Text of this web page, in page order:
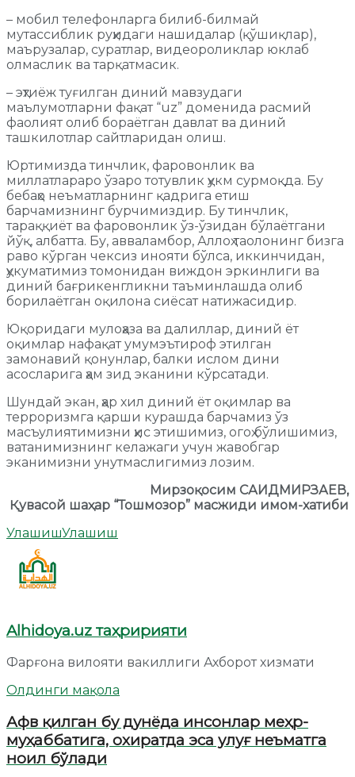
– мобил телефонларга билиб-билмай
мутассиблик руҳидаги нашидалар (қўшиқлар),
маърузалар, суратлар, видеороликлар юклаб
олмаслик ва тарқатмасик.
– эҳтиёж туғилган диний мавзудаги
маълумотларни фақат “uz” доменида расмий
фаолият олиб бораётган давлат ва диний
ташкилотлар сайтларидан олиш.
Юртимизда тинчлик, фаровонлик ва
миллатлараро ўзаро тотувлик ҳукм сурмоқда. Бу
бебаҳо неъматларнинг қадрига етиш
барчамизнинг бурчимиздир. Бу тинчлик,
тараққиёт ва фаровонлик ўз-ўзидан бўлаётгани
йўқ, албатта. Бу, авваламбор, Аллоҳ таолонинг бизга
раво кўрган чексиз инояти бўлса, иккинчидан,
ҳукуматимиз томонидан виждон эркинлиги ва
диний бағрикенгликни таъминлашда олиб
борилаётган оқилона сиёсат натижасидир.
Юқоридаги мулоҳаза ва далиллар, диний ёт
оқимлар нафақат умумэътироф этилган
замонавий қонунлар, балки ислом дини
асосларига ҳам зид эканини кўрсатади.
Шундай экан, ҳар хил диний ёт оқимлар ва
терроризмга қарши курашда барчамиз ўз
масъулиятимизни ҳис этишимиз, огоҳ бўлишимиз,
ватанимизнинг келажаги учун жавобгар
эканимизни унутмаслигимиз лозим.
Мирзоқосим САИДМИРЗАЕВ,
Қувасой шаҳар “Тошмозор” масжиди имом-хатиби
УлашишУлашиш
Alhidoya.uz таҳририяти
Фарғона вилояти вакиллиги Ахборот хизмати
Олдинги мақола
Афв қилган бу дунёда инсонлар меҳр-
муҳаббатига, охиратда эса улуғ неъматга
ноил бўлади